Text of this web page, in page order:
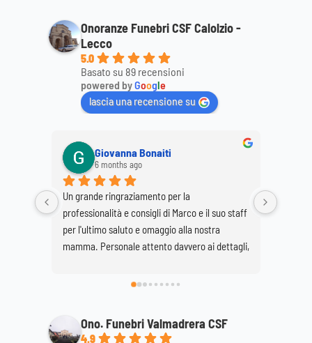
Onoranze Funebri CSF Calolzio -
Lecco
5.0
Basato su 89 recensioni
powered byGoogle
lascia una recensione su
Giovanna Bonaiti
6 months ago
Un grande ringraziamento per la
professionalità e consigli di Marco e il suo staff
per l'ultimo saluto e omaggio alla nostra
mamma. Personale attento davvero ai dettagli,
Daniela e Giovanna Bonaiti.
Ringrazio
la
Ono. Funebri Valmadrera CSF
4.9